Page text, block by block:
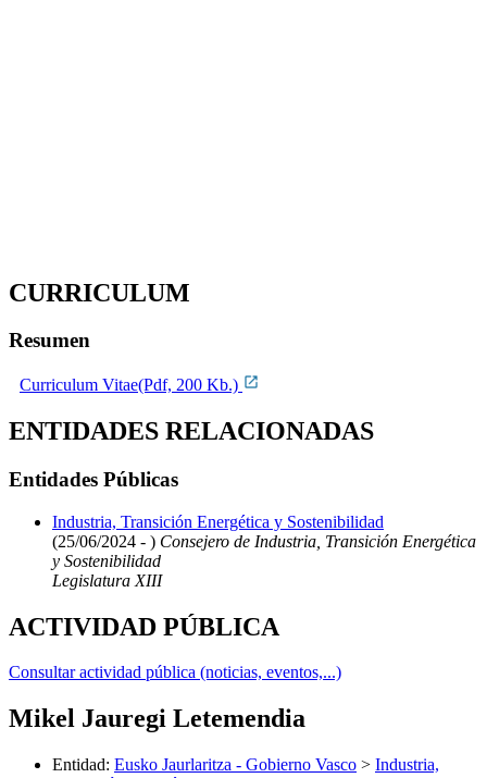
CURRICULUM
Resumen
Curriculum Vitae(Pdf, 200 Kb.)
ENTIDADES RELACIONADAS
Entidades Públicas
Industria, Transición Energética y Sostenibilidad
(25/06/2024 - ) Consejero de Industria, Transición Energética
y Sostenibilidad
Legislatura XIII
ACTIVIDAD PÚBLICA
Consultar actividad pública (noticias, eventos,...)
Mikel Jauregi Letemendia
Entidad: Eusko Jaurlaritza - Gobierno Vasco > Industria,